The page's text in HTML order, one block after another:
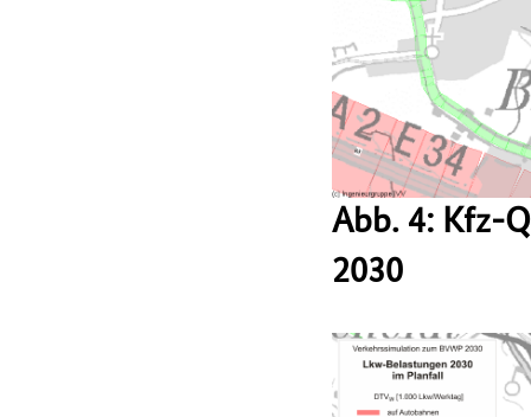
Abb. 4: Kfz-
2030